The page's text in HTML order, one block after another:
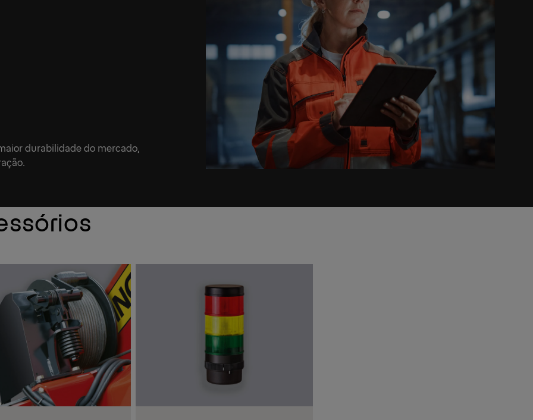
durabilidade do mercado,